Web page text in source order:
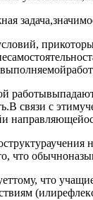
связи с
что
что